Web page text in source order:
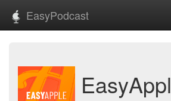
EasyPodcast